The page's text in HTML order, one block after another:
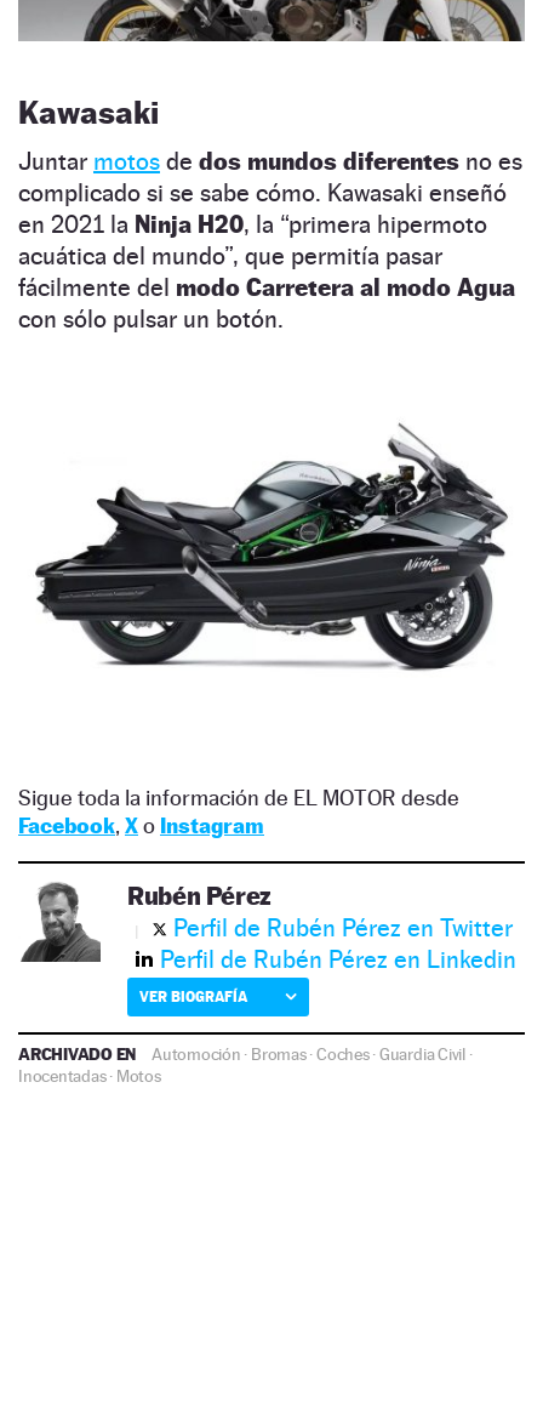
Kawasaki
Juntar motos de dos mundos diferentes no es
complicado si se sabe cómo. Kawasaki enseñó
en 2021 la Ninja H20, la “primera hipermoto
acuática del mundo”, que permitía pasar
fácilmente del modo Carretera al modo Agua
con sólo pulsar un botón.
Sigue toda la información de EL MOTOR desde
Facebook, Xo Instagram
Rubén Pérez
Perfil de Rubén Pérez en Twitter
Perfil de Rubén Pérez en Linkedin
VER BIOGRAFÍA
ARCHIVADO EN Automoción · Bromas·Coches·Guardia Civil·
Inocentadas· Motos